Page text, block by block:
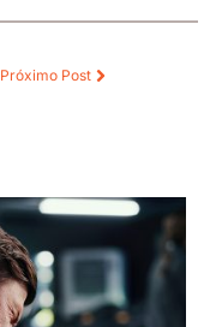
Próximo Post